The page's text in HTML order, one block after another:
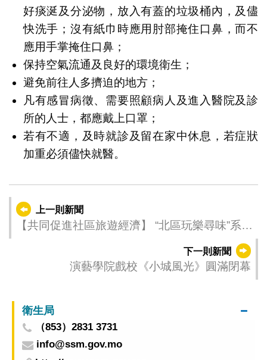
好痰涎及分泌物，放入有蓋的垃圾桶內，及儘
快洗手；沒有紙巾時應用肘部掩住口鼻，而不
應用手掌掩住口鼻；
保持空氣流通及良好的環境衛生；
避免前往人多擠迫的地方；
凡有感冒病徵、需要照顧病人及進入醫院及診
所的人士，都應戴上口罩；
若有不適，及時就診及留在家中休息，若症狀
加重必須儘快就醫。
上一則新聞
【共同促進社區旅遊經濟】 “北區玩樂尋味”系列
下一則新聞
演藝學院戲校《小城風光》圓滿閉幕
衛生局
（853）2831 3731
info@ssm.gov.mo